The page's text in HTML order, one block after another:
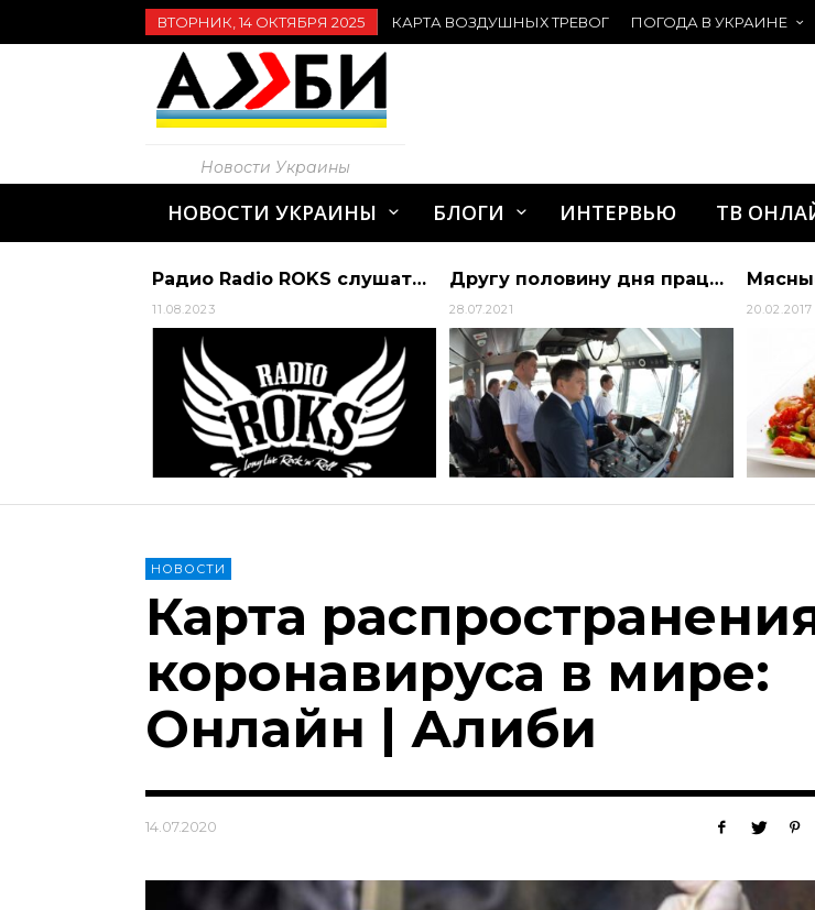
ВТОРНИК, 14 ОКТЯБРЯ 2025 КАРТА ВОЗДУШНЫХ ТРЕВОГ ПОГОДА В УКРАИНЕ
Новости Украины
НОВОСТИ УКРАИНЫ БЛОГИ ИНТЕРВЬЮ ТВ
Радио Radio ROKS слушать онлайн
11.08.2023
Другу половину дня працюємо на Одещині. Відвідали торговельний порт «Южний». С…
28.07.2021 20.02.2017
НОВОСТИ
Карта
коронавируса в мире:
Онлайн | Алиби
14.07.2020